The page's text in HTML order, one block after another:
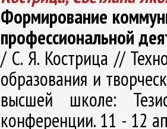
Формирование
профессиональной
/ С. Я. Кострица //
образования и
высшей школе:
конференции. 11 - 12